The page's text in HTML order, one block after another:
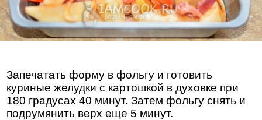
Запечатать форму в фольгу и готовить
куриные желудки с картошкой в духовке при
180 градусах 40 минут. Затем фольгу снять и
подрумянить верх еще 5 минут.